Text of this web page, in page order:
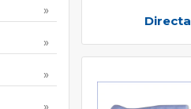
Directa